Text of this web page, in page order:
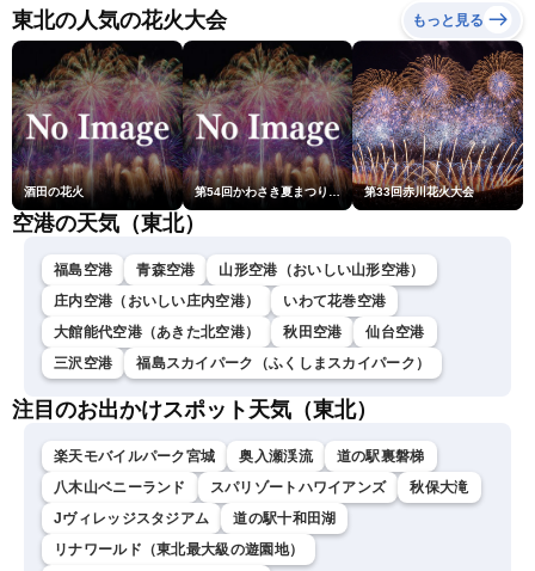
〈ウェザーニュースLiVEモ
ーニング・松本真央／山口
剛央〉
東北の人気の花火大会 もっと見る
酒田の花火 第54回かわさき夏まつり花火大会「おらが自慢のでっかい花火」 第33回赤川花火大会
空港の天気（東北）
福島空港 青森空港
山形空港（おいしい山形空港）
庄内空港（おいしい庄内空港）
いわて花巻空港
大館能代空港（あきた北空港）
秋田空港
仙台空港
三沢空港
福島スカイパーク（ふくしまスカイパーク）
注目のお出かけスポット天気（東北）
楽天モバイルパーク宮城 奥入瀬渓流
道の駅裏磐梯
八木山ベニーランド
スパリゾートハワイアンズ
秋保大滝
Jヴィレッジスタジアム
道の駅十和田湖
リナワールド（東北最大級の遊園地）